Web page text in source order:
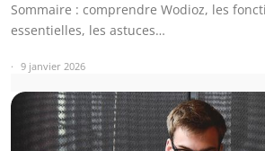
Sommaire : comprendre Wodioz, les
essentielles, les astuces…
9 janvier 2026